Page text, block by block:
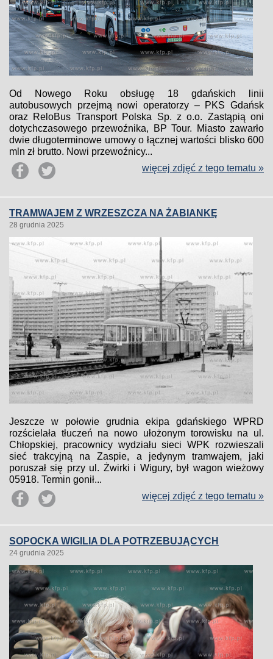
Od Nowego Roku obsługę 18 gdańskich linii
autobusowych przejmą nowi operatorzy – PKS Gdańsk
oraz ReloBus Transport Polska Sp. z o.o. Zastąpią oni
dotychczasowego przewoźnika, BP Tour. Miasto zawarło
dwie długoterminowe umowy o łącznej wartości blisko 600
mln zł brutto. Nowi przewoźnicy...
więcej zdjęć z tego tematu »
TRAMWAJEM Z WRZESZCZA NA ŻABIANKĘ
28 grudnia 2025
Jeszcze w połowie grudnia ekipa gdańskiego WPRD
rozścielała tłuczeń na nowo ułożonym torowisku na ul.
Chłopskiej, pracownicy wydziału sieci WPK rozwieszali
sieć trakcyjną na Zaspie, a jedynym tramwajem, jaki
poruszał się przy ul. Żwirki i Wigury, był wagon wieżowy
05918. Termin gonił...
więcej zdjęć z tego tematu »
SOPOCKA WIGILIA DLA POTRZEBUJĄCYCH
24 grudnia 2025